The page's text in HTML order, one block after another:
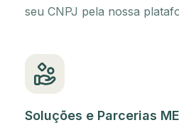
seu CNPJ pela nossa
Soluções e Parcerias